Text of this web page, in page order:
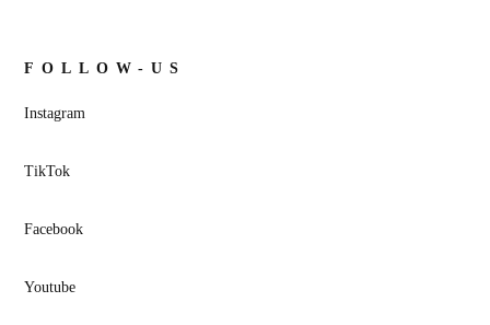
FOLLOW-US
Instagram
TikTok
Facebook
Youtube